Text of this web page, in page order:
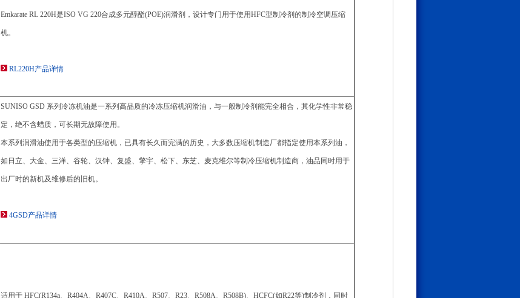
Emkarate RL 220H是ISO VG 220合成多元醇酯(POE)润滑剂，设计专门用于使用HFC型制冷剂的制冷空调压缩
机。
RL220H产品详情
SUNISO GSD 系列冷冻机油是一系列高品质的冷冻压缩机润滑油，与一般制冷剂能完全相合，其化学性非常稳
定，绝不含蜡质，可长期无故障使用。
本系列润滑油使用于各类型的压缩机，已具有长久而完满的历史，大多数压缩机制造厂都指定使用本系列油，
如日立、大金、三洋、谷轮、汉钟、复盛、擎宇、松下、东芝、麦克维尔等制冷压缩机制造商，油品同时用于
出厂时的新机及维修后的旧机。
4GSD产品详情
适用于 HFC(R134a、R404A、R407C、R410A、R507、R23、R508A、R508B)、HCFC(如R22等)制冷剂，同时